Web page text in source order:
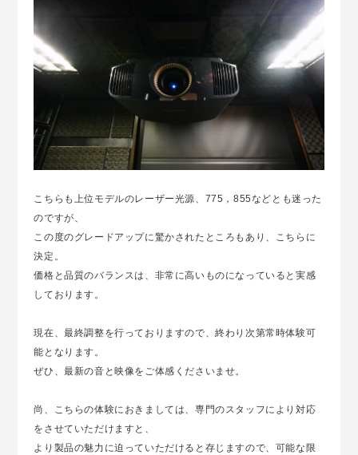
こちらも上位モデルのレーザー光源、775，855などとも迷った
のですが、
この度のグレードアップに驚かされたところもあり、こちらに
決定。
価格と品質のバランスは、非常に高いものになっていると実感
しております。
現在、最終調整を行っておりますので、終わり次第常時体験可
能となります。
ぜひ、最新の音と映像をご体感くださいませ。
尚、こちらの体験におきましては、専門のスタッフにより対応
をさせていただけますと、
より製品の魅力に迫っていただけると存じますので、可能な限